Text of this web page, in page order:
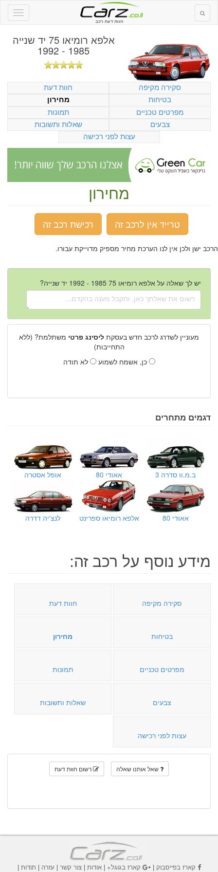
חוות דעת רכב
אלפא רומיאו 75 יד שנייה
1985 - 1992
סקירה מקיפה
חוות דעת
בטיחות
מחירון
מפרטים טכניים
תמונות
צבעים
שאלות ותשובות
עצות לפני רכישה
מחירון
טרייד אין לרכב זה רכישת רכב זה
הרכב ישן ולכן אין לנו הערכת מחיר מספיק מדוייקת עבורו.
יש לך שאלה על אלפא רומיאו 75 1985 - 1992 יד שנייה?
מעוניין לשדרג לרכב חדש בעסקת ליסינג פרטי משתלמת? (ללא
התחייבות)
כן, אשמח לשמוע
לא תודה
דגמים מתחרים
ב.מ.וו סדרה 3 אאודי 80 אופל אסטרה
אאודי 80 אלפא רומיאו ספרינט לנצ'יה דדרה
מידע נוסף על רכב זה:
סקירה מקיפה חוות דעת
בטיחות מחירון
מפרטים טכניים תמונות
צבעים שאלות ותשובות
עצות לפני רכישה
שאל אותנו שאלה רשום חוות דעת
קארז בפייסבוק| קארז בגוגל+|אודות |צור קשר | עזרה | תודות |